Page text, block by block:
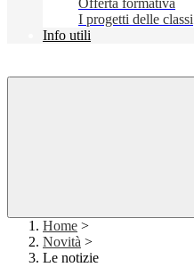
Offerta formativa
I progetti delle classi
Info utili
Home >
Novità >
Le notizie